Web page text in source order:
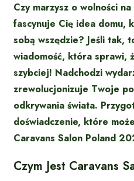
Czy marzysz o wolności
fascynuje Cię idea domu,
sobą wszędzie? Jeśli tak,
wiadomość, która sprawi,
szybciej! Nadchodzi
zrewolucjonizuje Twoje
odkrywania świata.
doświadczenie, które
Caravans Salon Poland
Czym Jest Caravans